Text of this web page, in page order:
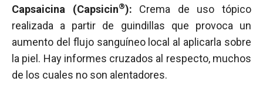
Capsaicina (Capsicin®): Crema de uso tópico
realizada a partir de guindillas que provoca un
aumento del flujo sanguíneo local al aplicarla sobre
la piel. Hay informes cruzados al respecto, muchos
de los cuales no son alentadores.